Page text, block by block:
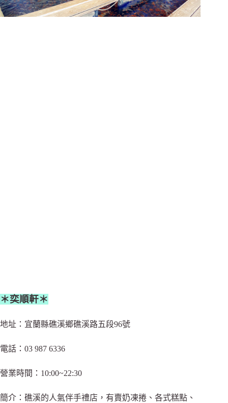
＊奕順軒＊
地址：宜蘭縣礁溪鄉礁溪路五段96號
電話：03 987 6336
營業時間：10:00~22:30
簡介：礁溪的人氣伴手禮店，有賣奶凍捲、各式糕點、